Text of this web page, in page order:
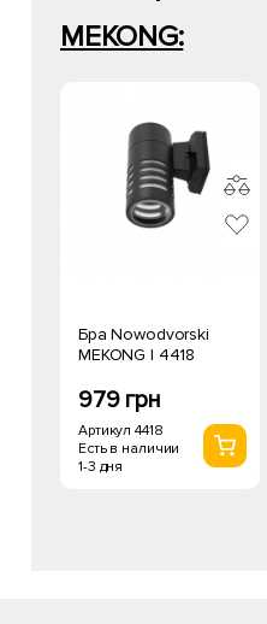
MEKONG:
Бра Nowodvorski
MEKONG I 4418
979 грн
Артикул 4418
Есть в наличии
1-3 дня